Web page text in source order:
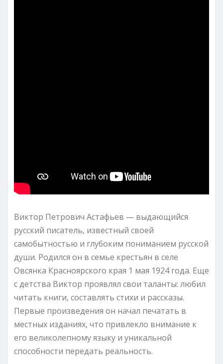
Виктор Петрович Астафьев — выдающийся
русский писатель, известный своей
самобытностью и глубоким пониманием русской
души. Родился он в семье крестьян в селе
Овсянка Красноярского края 1 мая 1924 года. Еще
с детства Виктор проявлял свои таланты: любил
читать книги, составлять стихи и рассказы.
Первые произведения он начал печатать в
местных изданиях, что привлекло внимание к
его великолепному языку и уникальной
способности передать реальность.